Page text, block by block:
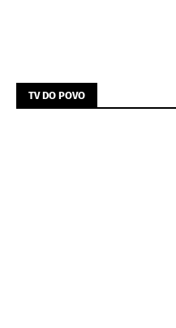
TV DO POVO